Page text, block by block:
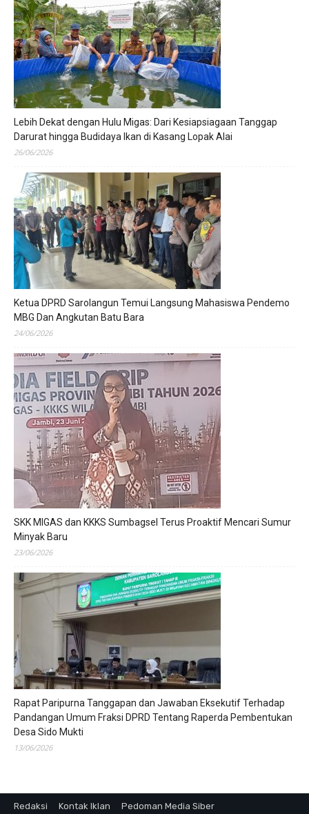
Lebih Dekat dengan Hulu Migas: Dari Kesiapsiagaan Tanggap
Darurat hingga Budidaya Ikan di Kasang Lopak Alai
26/06/2026
Ketua DPRD Sarolangun Temui Langsung Mahasiswa Pendemo
MBG Dan Angkutan Batu Bara
24/06/2026
SKK MIGAS dan KKKS Sumbagsel Terus Proaktif Mencari Sumur
Minyak Baru
23/06/2026
Rapat Paripurna Tanggapan dan Jawaban Eksekutif Terhadap
Pandangan Umum Fraksi DPRD Tentang Raperda Pembentukan
Desa Sido Mukti
13/06/2026
Redaksi Kontak Iklan Pedoman Media Siber